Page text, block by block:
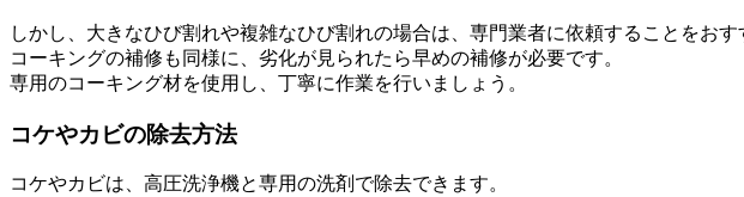
しかし、大きなひび割れや複雑なひび割れの場合は、専門業者に依頼することをおす
コーキングの補修も同様に、劣化が見られたら早めの補修が必要です。
専用のコーキング材を使用し、丁寧に作業を行いましょう。
コケやカビの除去方法
コケやカビは、高圧洗浄機と専用の洗剤で除去できます。